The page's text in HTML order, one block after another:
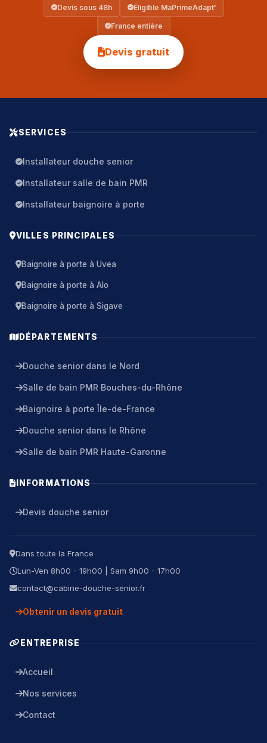
Devis sous 48h Éligible MaPrimeAdapt'
France entière
Devis gratuit
SERVICES
Installateur douche senior
Installateur salle de bain PMR
Installateur baignoire à porte
VILLES PRINCIPALES
Baignoire à porte à Uvea
Baignoire à porte à Alo
Baignoire à porte à Sigave
DÉPARTEMENTS
Douche senior dans le Nord
Salle de bain PMR Bouches-du-Rhône
Baignoire à porte Île-de-France
Douche senior dans le Rhône
Salle de bain PMR Haute-Garonne
INFORMATIONS
Devis douche senior
Dans toute la France
Lun-Ven 8h00 - 19h00 | Sam 9h00 - 17h00
contact@cabine-douche-senior.fr
Obtenir un devis gratuit
ENTREPRISE
Accueil
Nos services
Contact